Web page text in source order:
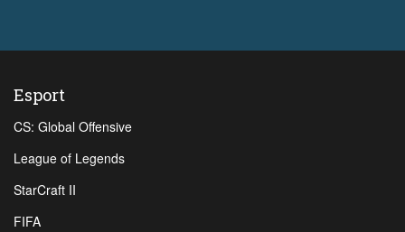
Esport
CS: Global Offensive
League of Legends
StarCraft II
FIFA